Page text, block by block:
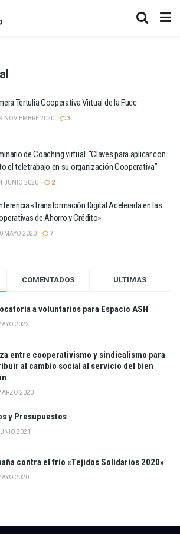
Tertulia Cooperativa Virtual de la Fucc
NOVIEMBRE 2020 3
de Coaching virtual: “Claves para aplicar con
el teletrabajo en su organización Cooperativa”
JUNIO 2020 2
«Transformación Digital Acelerada en las
de Ahorro y Crédito»
MAYO 2020 7
COMENTADOS ÚLTIMAS
a voluntarios para Espacio ASH
2022
entre cooperativismo y sindicalismo para
al cambio social al servicio del bien
2020
y Presupuestos
2021
contra el frío «Tejidos Solidarios 2020»
2020